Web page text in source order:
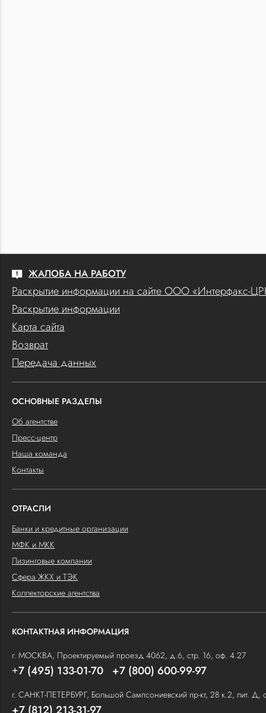
ЖАЛОБА НА РАБОТУ
Раскрытие информации на сайте ООО «Интерфакс-
Раскрытие информации
Карта сайта
Возврат
Передача данных
ОСНОВНЫЕ РАЗДЕЛЫ
Об агентстве
Пресс-центр
Наша команда
Контакты
ОТРАСЛИ
Банки и кредитные организации
МФК и МКК
Лизинговые компании
Сфера ЖКХ и ТЭК
Коллекторские агентства
КОНТАКТНАЯ ИНФОРМАЦИЯ
г. МОСКВА, Проектируемый проезд 4062, д.6, стр. 16, оф. 4.27
+7 (495) 133-01-70 +7 (800) 600-99-97
г. САНКТ-ПЕТЕРБУРГ, Большой Сампсониевский пр-кт, 28 к.2, лит. Д,